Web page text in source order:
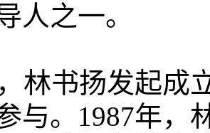
人之一。
林书扬发起成
与。1987年，